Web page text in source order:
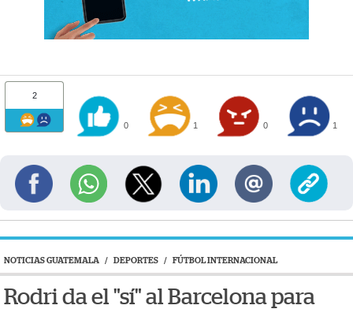
2
0 1 0 1
NOTICIAS GUATEMALA / DEPORTES / FÚTBOL INTERNACIONAL
Rodri da el "sí" al Barcelona para